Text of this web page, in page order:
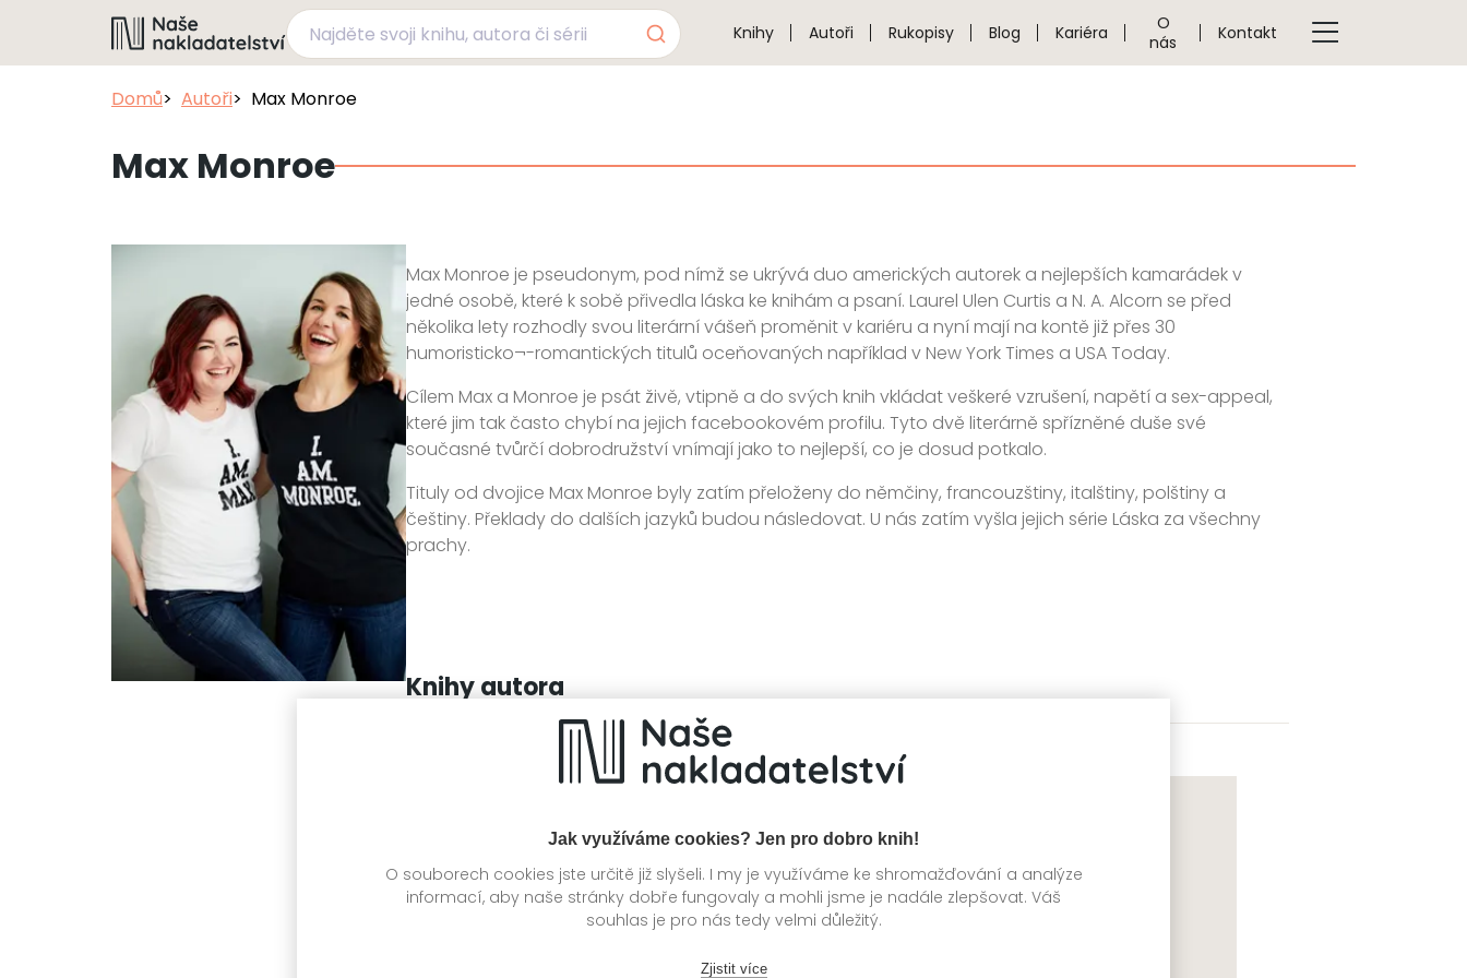
Jak využíváme cookies? Jen pro dobro knih!
O souborech cookies jste určitě již slyšeli. I my je využíváme ke shromažďování a analýze
informací, aby naše stránky dobře fungovaly a mohli jsme je nadále zlepšovat. Váš
souhlas je pro nás tedy velmi důležitý.
Zjistit více
Knihy Autoři Rukopisy Blog Kariéra
O
nás
Kontakt
Domů Autoři Max Monroe
Max Monroe
Max Monroe je pseudonym, pod nímž se ukrývá duo amerických autorek a nejlepších kamarádek v
jedné osobě, které k sobě přivedla láska ke knihám a psaní. Laurel Ulen Curtis a N. A. Alcorn se před
několika lety rozhodly svou literární vášeň proměnit v kariéru a nyní mají na kontě již přes 30
humoristicko¬-romantických titulů oceňovaných například v New York Times a USA Today.
Cílem Max a Monroe je psát živě, vtipně a do svých knih vkládat veškeré vzrušení, napětí a sex-appeal,
které jim tak často chybí na jejich facebookovém profilu. Tyto dvě literárně spřízněné duše své
současné tvůrčí dobrodružství vnímají jako to nejlepší, co je dosud potkalo.
Tituly od dvojice Max Monroe byly zatím přeloženy do němčiny, francouzštiny, italštiny, polštiny a
češtiny. Překlady do dalších jazyků budou následovat. U nás zatím vyšla jejich série Láska za všechny
prachy.
Knihy autora